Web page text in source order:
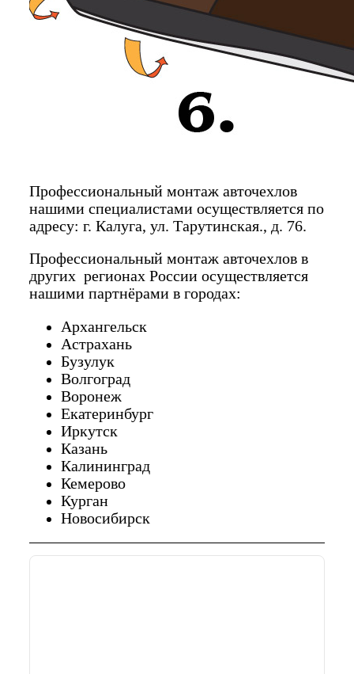
Профессиональный монтаж авточехлов
нашими специалистами осуществляется по
адресу: г. Калуга, ул. Тарутинская., д. 76.
Профессиональный монтаж авточехлов в
других регионах России осуществляется
нашими партнёрами в городах:
Архангельск
Астрахань
Бузулук
Волгоград
Воронеж
Екатеринбург
Иркутск
Казань
Калининград
Кемерово
Курган
Новосибирск